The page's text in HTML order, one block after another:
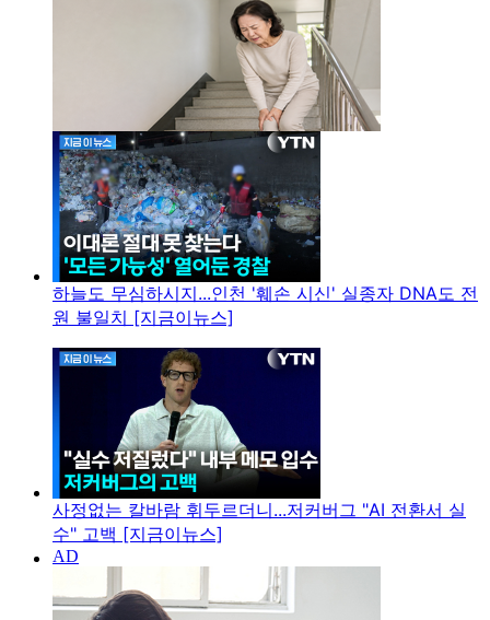
하늘도 무심하시지...인천 '훼손 시신' 실종자 DNA도 전
원 불일치 [지금이뉴스]
사정없는 칼바람 휘두르더니...저커버그 "AI 전환서 실
수" 고백 [지금이뉴스]